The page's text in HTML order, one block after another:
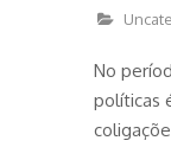
No
políticas